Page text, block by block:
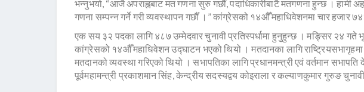
भन्नुभयो, “आजै अपराह्नबाट मत गणना सुरु गर्छौँ, पदाधिकारीबाटै मतगणना हुन्छ । हामी
गणना सम्पन्न गर्ने गरी व्यवस्थापन गर्छौँ ।” कांग्रेसको १४औँ महाधिवेशनमा चार हजार
एक सय ३२ पदका लागि ४८७ उम्मेदवार चुनावी प्रतिस्पर्धामा हुनुहुन्छ । मङ्सिर २४ गते
कांग्रेसको १४औँ महाधिवेशन उद्घाटन भएको थियो । मतदानका लागि
मतदानको व्यवस्था गरिएको थियो । सभापतिका लागि प्रधानमन्त्री एवं वर्तमान सभापति
पूर्वमहामन्त्री प्रकाशमान सिंह, केन्द्रीय सदस्यद्वय कोइराला र कल्याणकुमार गुरुङ चुनावी